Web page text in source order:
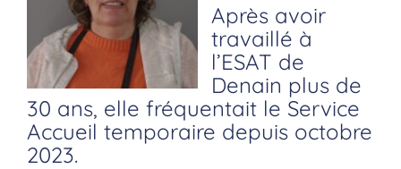
Après avoir
travaillé à
l’ESAT de
Denain plus de
30 ans, elle fréquentait le Service
Accueil temporaire depuis octobre
2023.